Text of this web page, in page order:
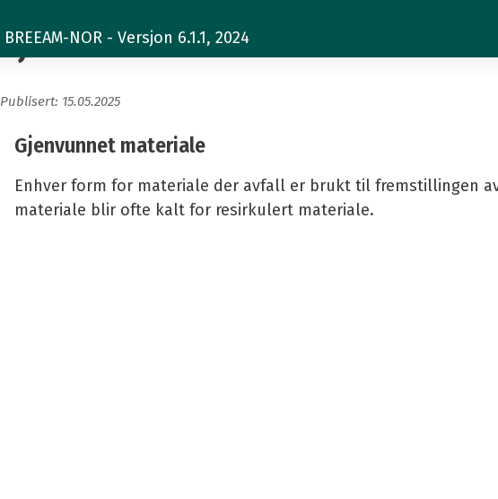
BREEAM-NOR - Versjon 6.1.1, 2024
Gjenvunnet materiale
Publisert: 15.05.2025
Gjenvunnet materiale
Enhver form for materiale der avfall er brukt til fremstillingen
materiale blir ofte kalt for resirkulert materiale.